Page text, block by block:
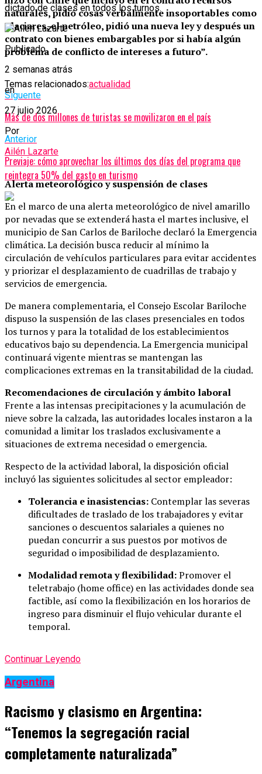
naturales, pidió cosas verbalmente insoportables como
glaciares, el petróleo, pidió una nueva ley y después un
contrato con bienes embargables por si había algún
problema de conflicto de intereses a futuro”.
Temas relacionados:actualidad
Siguente
Más de dos millones de turistas se movilizaron en el país
Anterior
Previaje: cómo aprovechar los últimos dos días del programa que
reintegra 50% del gasto en turismo
dictado de clases en todos los turnos.
Publicado
2 semanas atrás
en
27 julio 2026
Por
Ailén Lazarte
Alerta meteorológico y suspensión de clases
En el marco de una alerta meteorológico de nivel amarillo
por nevadas que se extenderá hasta el martes inclusive, el
municipio de San Carlos de Bariloche declaró la Emergencia
climática. La decisión busca reducir al mínimo la
circulación de vehículos particulares para evitar accidentes
y priorizar el desplazamiento de cuadrillas de trabajo y
servicios de emergencia.
De manera complementaria, el Consejo Escolar Bariloche
dispuso la suspensión de las clases presenciales en todos
los turnos y para la totalidad de los establecimientos
educativos bajo su dependencia. La Emergencia municipal
continuará vigente mientras se mantengan las
complicaciones extremas en la transitabilidad de la ciudad.
Recomendaciones de circulación y ámbito laboral
Frente a las intensas precipitaciones y la acumulación de
nieve sobre la calzada, las autoridades locales instaron a la
comunidad a limitar los traslados exclusivamente a
situaciones de extrema necesidad o emergencia.
Respecto de la actividad laboral, la disposición oficial
incluyó las siguientes solicitudes al sector empleador:
Tolerancia e inasistencias: Contemplar las severas
dificultades de traslado de los trabajadores y evitar
sanciones o descuentos salariales a quienes no
puedan concurrir a sus puestos por motivos de
seguridad o imposibilidad de desplazamiento.
Modalidad remota y flexibilidad:Promover el
teletrabajo (home office) en las actividades donde sea
factible, así como la flexibilización en los horarios de
ingreso para disminuir el flujo vehicular durante el
temporal.
Continuar Leyendo
Argentina
Racismo y clasismo en Argentina:
“Tenemos la segregación racial
completamente naturalizada”